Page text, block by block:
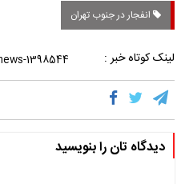
انفجار در جنوب تهران
لینک کوتاه خبر :
دیدگاه تان را بنویسید